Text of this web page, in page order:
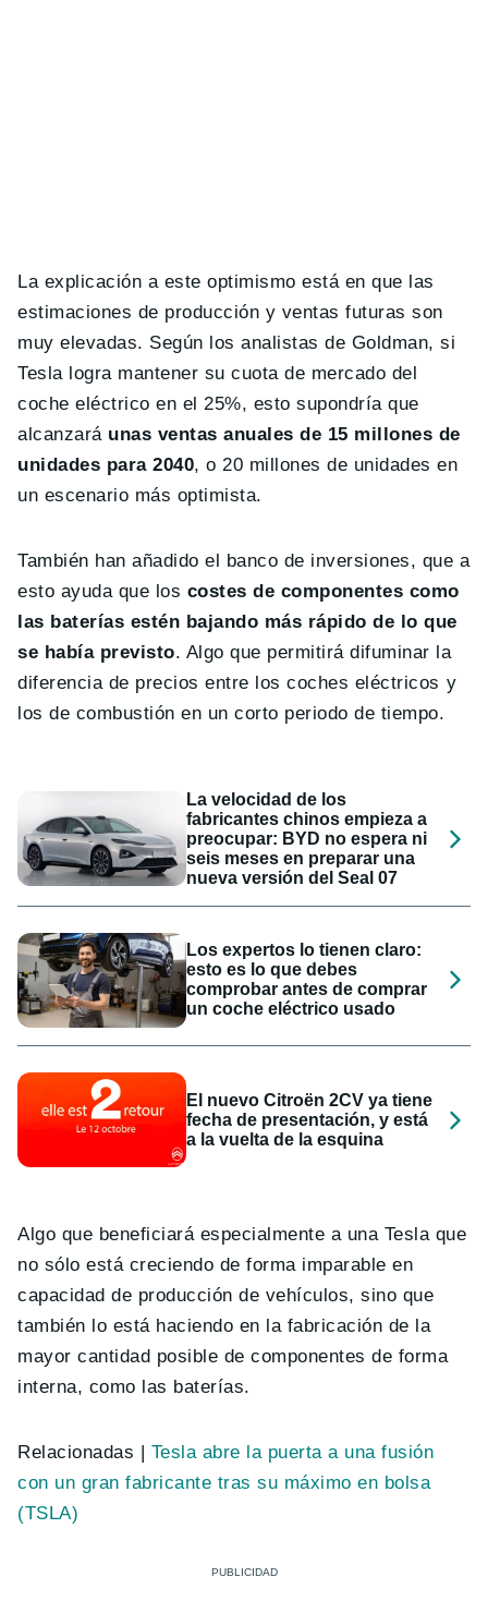
La explicación a este optimismo está en que las
estimaciones de producción y ventas futuras son
muy elevadas. Según los analistas de Goldman, si
Tesla logra mantener su cuota de mercado del
coche eléctrico en el 25%, esto supondría que
alcanzará unas ventas anuales de 15 millones de
unidades para 2040, o 20 millones de unidades en
un escenario más optimista.
También han añadido el banco de inversiones, que a
esto ayuda que los costes de componentes como
las baterías estén bajando más rápido de lo que
se había previsto. Algo que permitirá difuminar la
diferencia de precios entre los coches eléctricos y
los de combustión en un corto periodo de tiempo.
La velocidad de los
fabricantes chinos empieza a
preocupar: BYD no espera ni
seis meses en preparar una
nueva versión del Seal 07
Los expertos lo tienen claro:
esto es lo que debes
comprobar antes de comprar
un coche eléctrico usado
El nuevo Citroën 2CV ya tiene
fecha de presentación, y está
a la vuelta de la esquina
Algo que beneficiará especialmente a una Tesla que
no sólo está creciendo de forma imparable en
capacidad de producción de vehículos, sino que
también lo está haciendo en la fabricación de la
mayor cantidad posible de componentes de forma
interna, como las baterías.
Relacionadas | Tesla abre la puerta a una fusión
con un gran fabricante tras su máximo en bolsa
(TSLA)